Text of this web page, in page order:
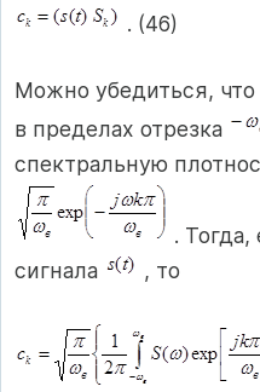
. (46)
Можно убедиться, что
в пределах отрезка
спектральную
. Тогда,
сигнала
, то